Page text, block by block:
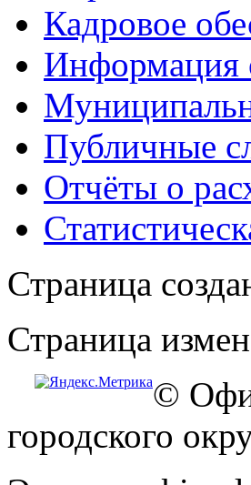
Кадровое
Информация
Публичные
Отчёты о
Страница
Страница
©
городского